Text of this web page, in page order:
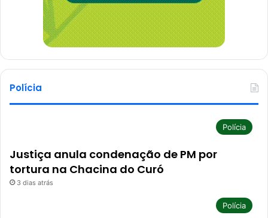
Polícia
Polícia
Justiça anula condenação de PM por
tortura na Chacina do Curó
3 dias atrás
Polícia